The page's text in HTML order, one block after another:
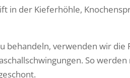
in der Kieferhöhle,
behandeln, verwenden wir
So